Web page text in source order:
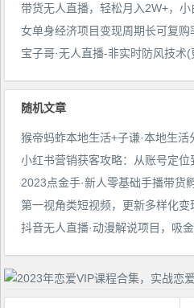
女单身经济项目变现周期长可复购
随机文章